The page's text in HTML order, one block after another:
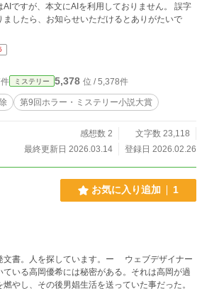
AIですが、本文にAIを利用しておりません。 誤字
ましたら、お知らせいただけるとありがたいで
ミステリー 5,378 位 / 5,378件
第9回ホラー・ミステリー小説大賞
感想数 2
文字数 23,118
最終更新日 2026.03.14
登録日 2026.02.26
お気に入り追加 1
人を探しています。ー ウェブデザイナー
ている高岡優希には秘密がある。それは高岡が過
燃やし、その後男娼生活を送っていた事だった。